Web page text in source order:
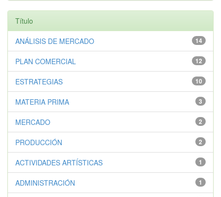
Título
14
ANÁLISIS DE MERCADO
12
PLAN COMERCIAL
10
ESTRATEGIAS
3
MATERIA PRIMA
2
MERCADO
2
PRODUCCIÓN
1
ACTIVIDADES ARTÍSTICAS
1
ADMINISTRACIÓN